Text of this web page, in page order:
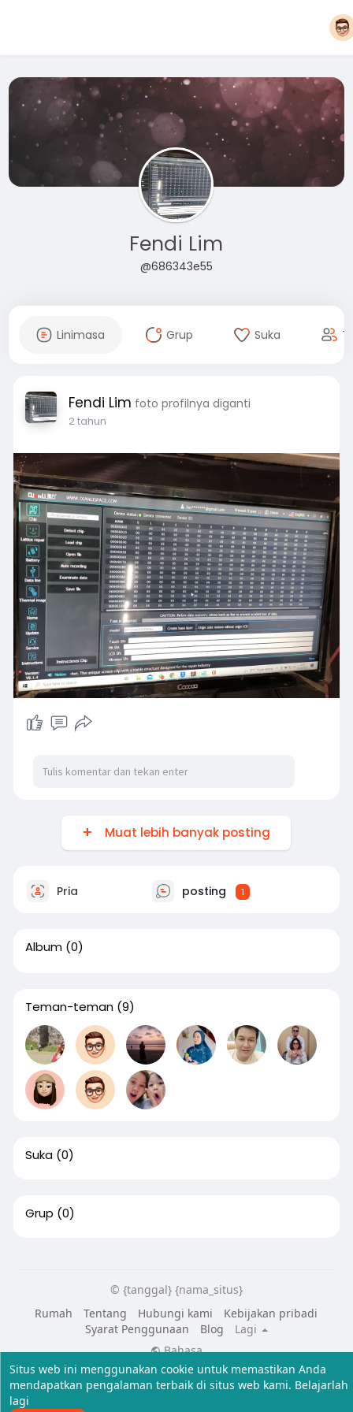
Situs web ini menggunakan cookie untuk memastikan Anda
mendapatkan pengalaman terbaik di situs web kami. Belajarlah
lagi
Fendi Lim
@686343e55
Linimasa Grup Suka
Fendi Lim foto profilnya diganti
2 tahun
Muat lebih banyak posting
Pria posting 1
Album (0)
Teman-teman (9)
Suka (0)
Grup (0)
© {tanggal} {nama_situs}
Rumah
Tentang Hubungi kami
Kebijakan pribadi
Syarat Penggunaan
Blog
Lagi
Bahasa